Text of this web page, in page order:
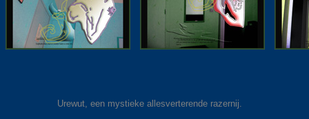
Urewut, een mystieke allesverterende razernij.